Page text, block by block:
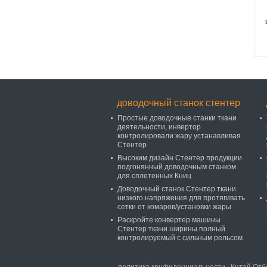
доводочный станок стентер
Простые доводочные станки ткани
деятельности, инвертор
контролировали жару устанавливая
Стентер
Высоким дизайн Стентер продукции
подгонянный доводочным станком
для сплетенных Книц
Доводочный станок Стентер ткани
низкого напряжения для протягивать
сетки от комаров/установки жары
Раскройте конвертер машины
Стентер ткани ширины полный
контролируемый с сильным рельсом